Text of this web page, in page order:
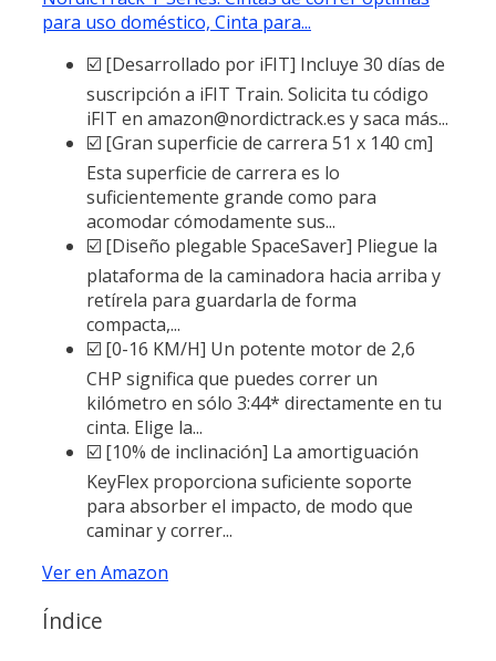
para uso doméstico, Cinta para...
☑️ [Desarrollado por iFIT] Incluye 30 días de
suscripción a iFIT Train. Solicita tu código
iFIT en amazon@nordictrack.es y saca más...
☑️ [Gran superficie de carrera 51 x 140 cm]
Esta superficie de carrera es lo
suficientemente grande como para
acomodar cómodamente sus...
☑️ [Diseño plegable SpaceSaver] Pliegue la
plataforma de la caminadora hacia arriba y
retírela para guardarla de forma
compacta,...
☑️ [0-16 KM/H] Un potente motor de 2,6
CHP significa que puedes correr un
kilómetro en sólo 3:44* directamente en tu
cinta. Elige la...
☑️ [10% de inclinación] La amortiguación
KeyFlex proporciona suficiente soporte
para absorber el impacto, de modo que
caminar y correr...
Ver en Amazon
Índice